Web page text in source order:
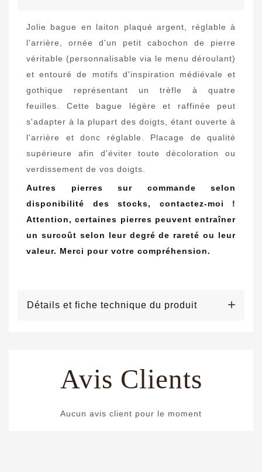
Jolie bague en laiton plaqué argent, réglable à
l'arrière, ornée d'un petit cabochon de pierre
véritable (personnalisable via le menu déroulant)
et entouré de motifs d'inspiration médiévale et
gothique représentant un trèfle à quatre
feuilles. Cette bague légère et raffinée peut
s'adapter à la plupart des doigts, étant ouverte à
l'arrière et donc réglable. Placage de qualité
supérieure afin d'éviter toute décoloration ou
verdissement de vos doigts.
Autres pierres sur commande selon
disponibilité des stocks, contactez-moi !
Attention, certaines pierres peuvent entraîner
un surcoût selon leur degré de rareté ou leur
valeur. Merci pour votre compréhension.
Détails et fiche technique du produit
Avis Clients
Aucun avis client pour le moment